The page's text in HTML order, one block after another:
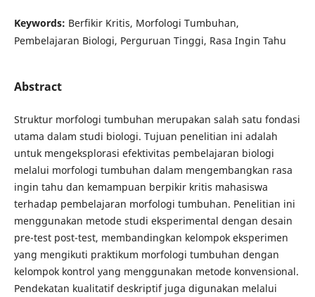
Keywords: Berfikir Kritis, Morfologi Tumbuhan,
Pembelajaran Biologi, Perguruan Tinggi, Rasa Ingin Tahu
Abstract
Struktur morfologi tumbuhan merupakan salah satu fondasi
utama dalam studi biologi. Tujuan penelitian ini adalah
untuk mengeksplorasi efektivitas pembelajaran biologi
melalui morfologi tumbuhan dalam mengembangkan rasa
ingin tahu dan kemampuan berpikir kritis mahasiswa
terhadap pembelajaran morfologi tumbuhan. Penelitian ini
menggunakan metode studi eksperimental dengan desain
pre-test post-test, membandingkan kelompok eksperimen
yang mengikuti praktikum morfologi tumbuhan dengan
kelompok kontrol yang menggunakan metode konvensional.
Pendekatan kualitatif deskriptif juga digunakan melalui